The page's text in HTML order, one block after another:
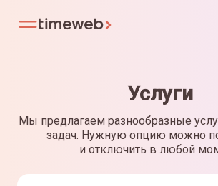
Услуги
Мы предлагаем разнообразные
задач. Нужную опцию можно
и отключить в любой